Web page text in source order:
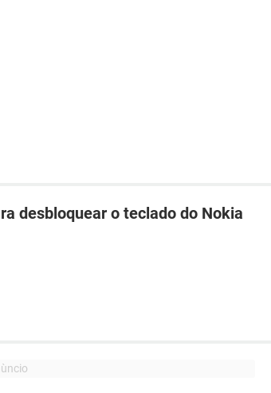
desbloquear o teclado do Nokia